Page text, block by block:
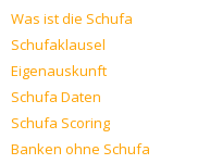
Was ist die Schufa
Schufaklausel
Eigenauskunft
Schufa Daten
Schufa Scoring
Banken ohne Schufa